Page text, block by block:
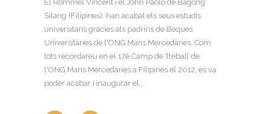
El Rommel Vincent i el John Paolo de Bagong
Silang (Filipines), han acabat els seus estudis
universitaris gràcies als padrins de Beques
Universitàries de l'ONG Mans Mercedàries. Com
tots recordareu en el 17è Camp de Treball de
l'ONG Mans Mercedàries a Filipines el 2012, es va
poder acabar i inaugurar el...